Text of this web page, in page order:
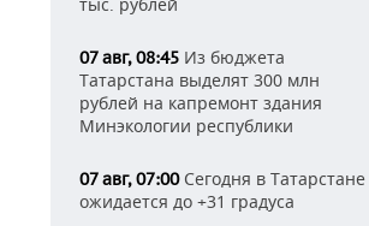
07 авг, 08:45 Из бюджета
Татарстана выделят 300 млн
рублей на капремонт здания
Минэкологии республики
07 авг, 07:00Сегодня в Татарстане
ожидается до +31 градуса